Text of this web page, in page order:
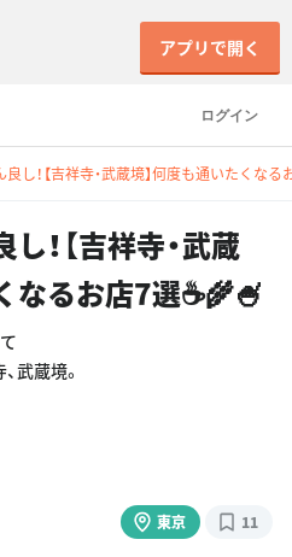
ログイン
アプリで開く
良し！【吉祥寺・武蔵境】何度も通いたくな
！【吉祥寺・武蔵
なるお店7選☕️🌾🍧
武蔵境。
東京 11